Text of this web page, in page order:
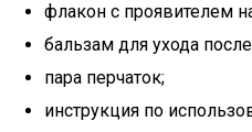
флакон с проявителем
бальзам для ухода
пара перчаток;
инструкция по